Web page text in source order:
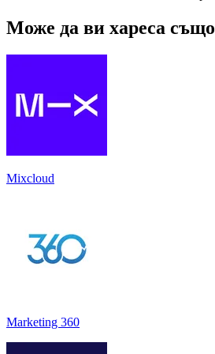
Може да ви хареса също
Mixcloud
Marketing 360